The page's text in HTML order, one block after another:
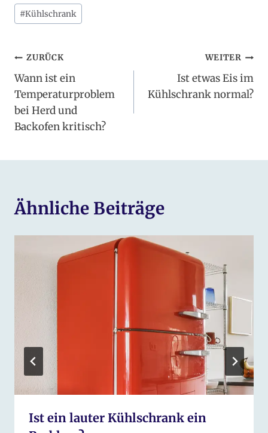
Schlagworte:
#Kühlschrank
Beitragsnavigation
ZURÜCK
Wann ist ein
Temperaturproblem
bei Herd und
Backofen kritisch?
WEITER
Ist etwas Eis im
Kühlschrank normal?
Ähnliche Beiträge
Ist ein lauter Kühlschrank ein